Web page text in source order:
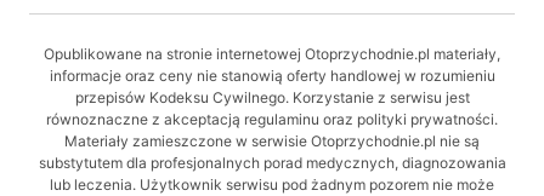
Opublikowane na stronie internetowej Otoprzychodnie.pl materiały,
informacje oraz ceny nie stanowią oferty handlowej w rozumieniu
przepisów Kodeksu Cywilnego. Korzystanie z serwisu jest
równoznaczne z akceptacją regulaminu oraz polityki prywatności.
Materiały zamieszczone w serwisie Otoprzychodnie.pl nie są
substytutem dla profesjonalnych porad medycznych, diagnozowania
lub leczenia. Użytkownik serwisu pod żadnym pozorem nie może